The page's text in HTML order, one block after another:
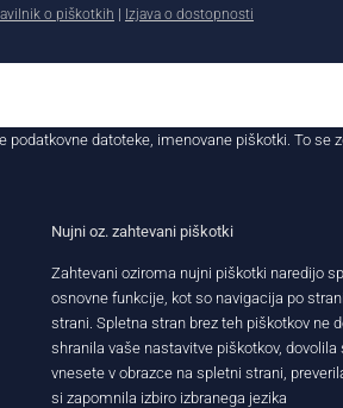
o piškotkih Izjava o dostopnosti
datoteke, imenovane piškotki. To se
Nujni oz. zahtevani piškotki
Zahtevani oziroma nujni piškotki naredijo
osnovne funkcije, kot so navigacija po
strani. Spletna stran brez teh piškotkov ne
shranila vaše nastavitve piškotkov,
vnesete v obrazce na spletni strani,
si zapomnila izbiro izbranega jezika